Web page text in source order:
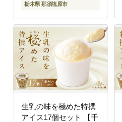
栃木県 那須塩原市
生乳の味を極めた特撰
アイス17個セット 【千